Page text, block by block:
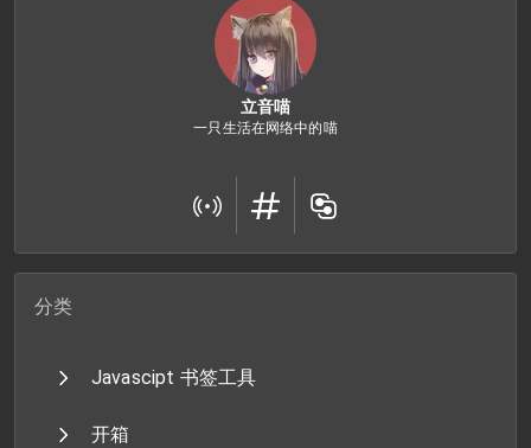
立音喵
一只生活在网络中的喵
分类
Javascipt 书签工具
开箱